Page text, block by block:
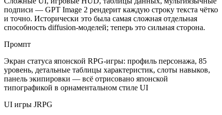
подписи — GPT Image 2 рендерит каждую строку текста чётко
и точно. Исторически это была самая сложная отдельная
способность diffusion-моделей; теперь это сильная сторона.
Промпт
Экран статуса японской RPG-игры: профиль персонажа, 85
уровень, детальные таблицы характеристик, слоты навыков,
панель экипировки — всё отрисовано японской
типографикой в орнаментальном стиле UI
UI игры JRPG